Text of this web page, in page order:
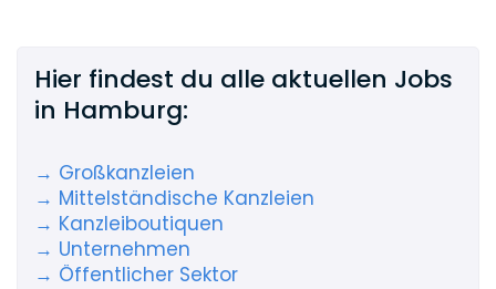
Hier findest du alle aktuellen Jobs
in Hamburg:
→ Großkanzleien
→ Mittelständische Kanzleien
→ Kanzleiboutiquen
→ Unternehmen
→ Öffentlicher Sektor